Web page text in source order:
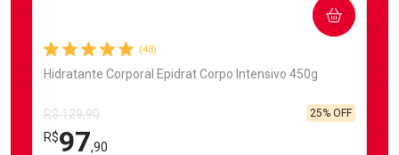
(43)
Hidratante Corporal Epidrat Corpo Intensivo 450g
R$ 129,90
R$97,90
25% OFF
COMPRAR